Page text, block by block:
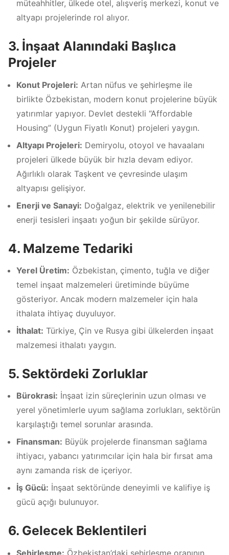
müteahhitler, ülkede otel, alışveriş merkezi, konut ve
altyapı projelerinde rol alıyor.
3. İnşaat Alanındaki Başlıca
Projeler
Konut Projeleri: Artan nüfus ve şehirleşme ile
birlikte Özbekistan, modern konut projelerine büyük
yatırımlar yapıyor. Devlet destekli “Affordable
Housing” (Uygun Fiyatlı Konut) projeleri yaygın.
Altyapı Projeleri: Demiryolu, otoyol ve havaalanı
projeleri ülkede büyük bir hızla devam ediyor.
Ağırlıklı olarak Taşkent ve çevresinde ulaşım
altyapısı gelişiyor.
Enerji ve Sanayi: Doğalgaz, elektrik ve yenilenebilir
enerji tesisleri inşaatı yoğun bir şekilde sürüyor.
4. Malzeme Tedariki
Yerel Üretim: Özbekistan, çimento, tuğla ve diğer
temel inşaat malzemeleri üretiminde büyüme
gösteriyor. Ancak modern malzemeler için hala
ithalata ihtiyaç duyuluyor.
İthalat: Türkiye, Çin ve Rusya gibi ülkelerden inşaat
malzemesi ithalatı yaygın.
5. Sektördeki Zorluklar
Bürokrasi: İnşaat izin süreçlerinin uzun olması ve
yerel yönetimlerle uyum sağlama zorlukları, sektörün
karşılaştığı temel sorunlar arasında.
Finansman: Büyük projelerde finansman sağlama
ihtiyacı, yabancı yatırımcılar için hala bir fırsat ama
aynı zamanda risk de içeriyor.
İş Gücü: İnşaat sektöründe deneyimli ve kalifiye iş
gücü açığı bulunuyor.
6. Gelecek Beklentileri
Şehirleşme: Özbekistan’daki şehirleşme oranının